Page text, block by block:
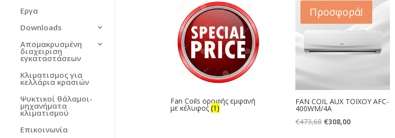
Εργα
Downloads
Απομακρυσμένη
διαχειριση
εγκαταστάσεων
Κλιματισμος για
κελλάρια κρασιών
Ψυκτικοί θάλαμοι-
μηχανήματα
κλιματισμού
Επικοινωνία
Fan Coils οροφής εμφανή
με κέλυφος (1)
Προσφορά!
FAN COIL AUX TOIXOY AFC-
400WM/4A
€473,68 Original
€308,00Η